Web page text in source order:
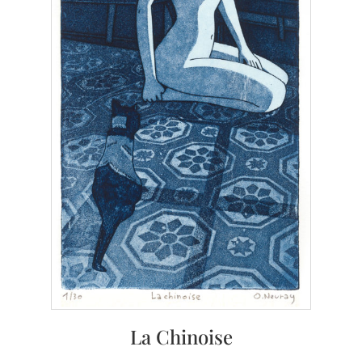
La Chinoise